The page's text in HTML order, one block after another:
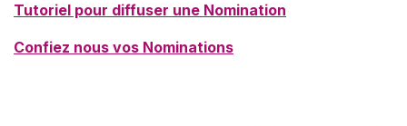
Tutoriel pour diffuser une Nomination
Confiez nous vos Nominations